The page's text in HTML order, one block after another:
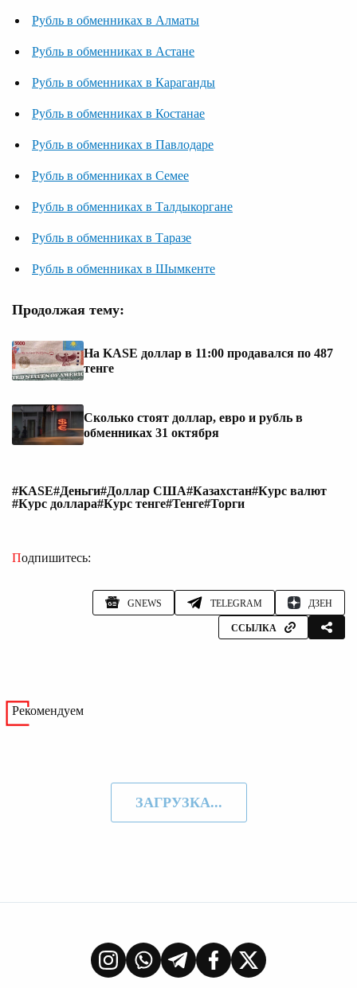
Рубль в обменниках в Алматы
Рубль в обменниках в Астане
Рубль в обменниках в Караганды
Рубль в обменниках в Костанае
Рубль в обменниках в Павлодаре
Рубль в обменниках в Семее
Рубль в обменниках в Талдыкоргане
Рубль в обменниках в Таразе
Рубль в обменниках в Шымкенте
Продолжая тему:
На KASE доллар в 11:00 продавался по 487
тенге
Сколько стоят доллар, евро и рубль в
обменниках 31 октября
#KASE#Деньги#Доллар США#Казахстан#Курс валют
#Курс доллара#Курс тенге#Тенге#Торги
Подпишитесь:
GNEWS TELEGRAM ДЗЕН
ССЫЛКА
Рекомендуем
ЗАГРУЗКА...